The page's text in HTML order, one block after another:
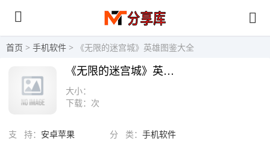
首页 > 手机软件 > 《无限的迷宫城》英雄图鉴大全
大小：
下载： 次
《无限的迷宫城》英雄图鉴大全
支 持： 安卓苹果 分 类： 手机软件